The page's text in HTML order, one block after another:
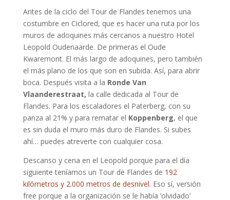
Antes de la ciclo del Tour de Flandes tenemos una
costumbre en Ciclored, que es hacer una ruta por los
muros de adoquines más cercanos a nuestro Hotel
Leopold Oudenaarde. De primeras el Oude
Kwaremont. El más largo de adoquines, pero también
el más plano de los que son en subida. Así, para abrir
boca. Después visita a la Ronde Van
Vlaanderestraat, la calle dedicada al Tour de
Flandes. Para los escaladores el Paterberg, con su
panza al 21% y para rematar el Koppenberg, el que
es sin duda el muro más duro de Flandes. Si subes
ahí… puedes atreverte con cualquier cosa.
Descanso y cena en el Leopold porque para el día
siguiente teníamos un Tour de Flandes de 192
kilómetros y 2.000 metros de desnivel. Eso sí, versión
free porque a la organización se le había ‘olvidado’